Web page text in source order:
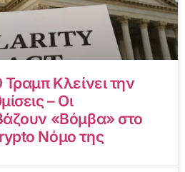
Κλείνει την
– Οι
«Βόμβα» στο
Νόμο της